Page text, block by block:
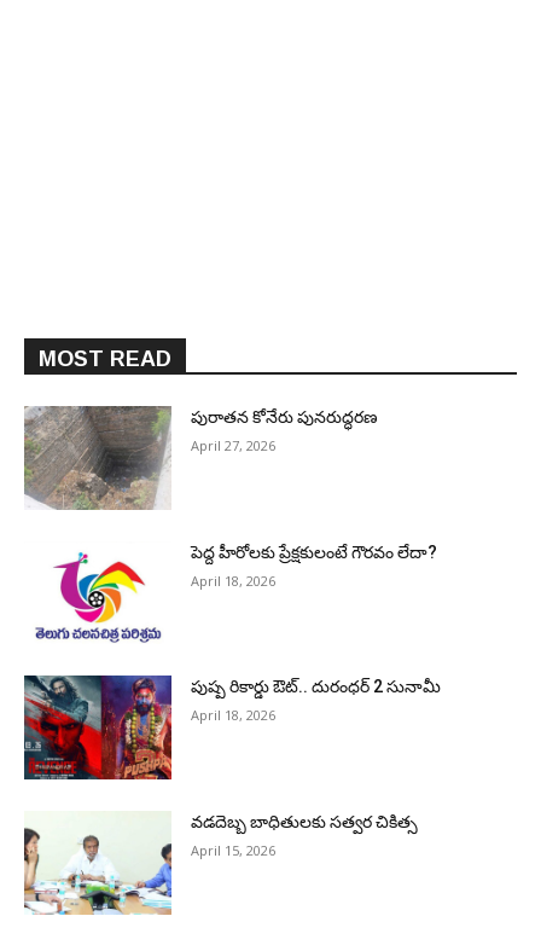
MOST READ
పురాత‌న కోనేరు పున‌రుద్ధ‌ర‌ణ
April 27, 2026
పెద్ద హీరోల‌కు ప్రేక్ష‌కులంటే గౌర‌వం లేదా?
April 18, 2026
పుష్ప రికార్డు ఔట్‌.. దురంధ‌ర్ 2 సునామీ
April 18, 2026
వడదెబ్బ బాధితులకు సత్వర చికిత్స
April 15, 2026